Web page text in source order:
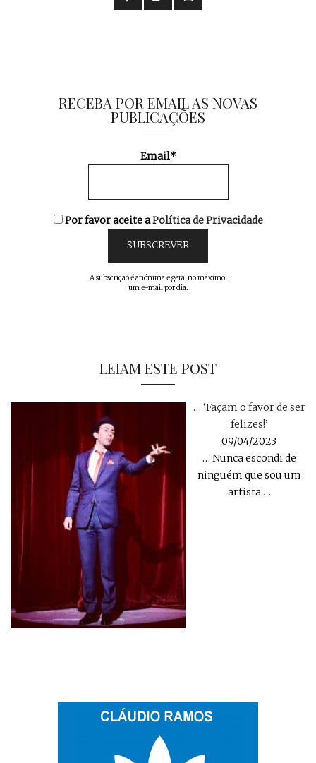
RECEBA POR EMAIL AS NOVAS
PUBLICAÇÕES
Email*
Por favor aceite aPolítica de Privacidade
A subscrição é anónima e gera, no máximo,
um e-mail por dia.
LEIAM ESTE POST
… ‘Façam o favor de ser
felizes!’
09/04/2023
… Nunca escondi de
ninguém que sou um
artista…